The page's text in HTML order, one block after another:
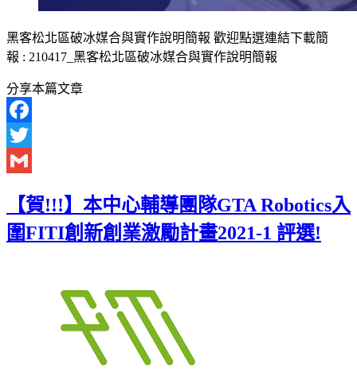
黑客松北區破冰媒合與實作說明簡報 歡迎點選連結下載簡
報 : 210417_黑客松北區破冰媒合與實作說明簡報
分享本篇文章
Facebook
Twitter
【賀!!!】本中心輔導團隊GTA Robotics入
圍FITI創新創業激勵計畫2021-1 評選!